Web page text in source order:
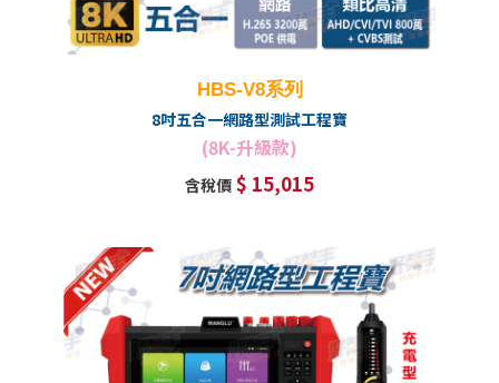
HBS-V8系列
8吋五合一網路型測試工程寶
(8K-升級款)
含稅價 $ 15,015